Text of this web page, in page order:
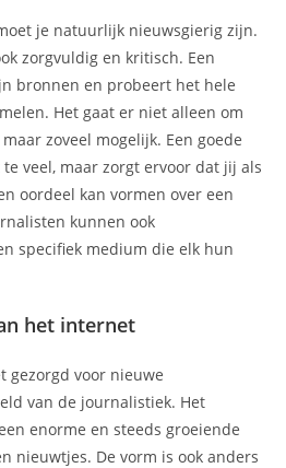
je natuurlijk nieuwsgierig zijn.
zorgvuldig en kritisch. Een
bronnen en probeert het hele
Het gaat er niet alleen om
zoveel mogelijk. Een goede
veel, maar zorgt ervoor dat jij als
oordeel kan vormen over een
kunnen ook
specifiek medium die elk hun
het internet
gezorgd voor nieuwe
van de journalistiek. Het
enorme en steeds groeiende
nieuwtjes. De vorm is ook anders